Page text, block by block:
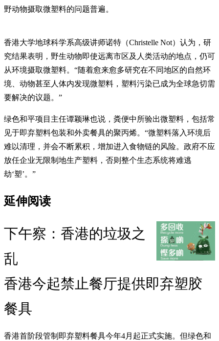
野动物摄取微塑料的问题普遍。
香港大学地球科学系高级讲师诺特（Christelle Not）认为，研
究结果表明，野生动物即使远离市区及人类活动的地点，仍可
从环境摄取微塑料。“随着愈来愈多研究在不同地区的自然环
境、动物甚至人体内发现微塑料，塑料污染已成为全球急切需
要解决的议题。”
绿色和平项目主任谭颖琳也说，粪便中所验出微塑料，包括常
见于即弃塑料包装和外卖餐具的聚丙烯。“微塑料落入环境后
难以清理，并会不断累积，增加进入食物链的风险。政府不应
放任企业无限制地生产塑料，否则整个生态系统将难逃
劫‘塑’。”
延伸阅读
下午察：香港的垃圾之
乱
香港今起禁止餐厅提供即弃塑胶
餐具
香港首阶段管制即弃塑料餐具今年4月起正式实施。但绿色和